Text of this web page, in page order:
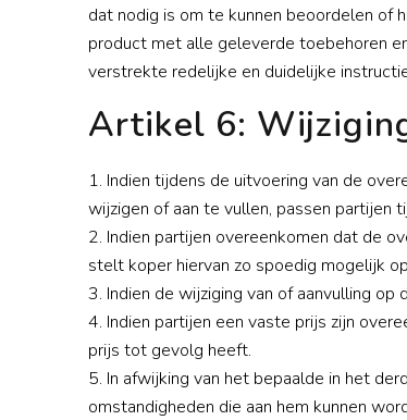
dat nodig is om te kunnen beoordelen of
product met alle geleverde toebehoren
verstrekte redelijke en duidelijke
Artikel 6:
1. Indien tijdens de uitvoering van de
wijzigen of aan te vullen, passen partijen
2. Indien partijen overeenkomen dat de
stelt koper hiervan zo spoedig mogelijk
3. Indien de wijziging van of aanvulling
4. Indien partijen een vaste prijs zijn
prijs tot gevolg heeft.
5. In afwijking van het bepaalde in het
omstandigheden die aan hem kunnen